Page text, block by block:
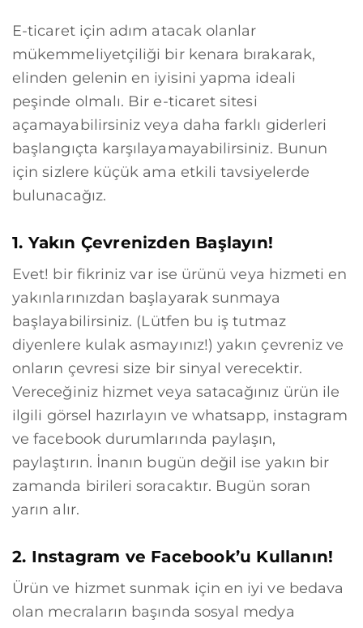
E-ticaret için adım atacak olanlar
mükemmeliyetçiliği bir kenara bırakarak,
elinden gelenin en iyisini yapma ideali
peşinde olmalı. Bir e-ticaret sitesi
açamayabilirsiniz veya daha farklı giderleri
başlangıçta karşılayamayabilirsiniz. Bunun
için sizlere küçük ama etkili tavsiyelerde
bulunacağız.
1. Yakın Çevrenizden Başlayın!
Evet! bir fikriniz var ise ürünü veya hizmeti en
yakınlarınızdan başlayarak sunmaya
başlayabilirsiniz. (Lütfen bu iş tutmaz
diyenlere kulak asmayınız!) yakın çevreniz ve
onların çevresi size bir sinyal verecektir.
Vereceğiniz hizmet veya satacağınız ürün ile
ilgili görsel hazırlayın ve whatsapp, instagram
ve facebook durumlarında paylaşın,
paylaştırın. İnanın bugün değil ise yakın bir
zamanda birileri soracaktır. Bugün soran
yarın alır.
2. Instagram ve Facebook’u Kullanın!
Ürün ve hizmet sunmak için en iyi ve bedava
olan mecraların başında sosyal medya